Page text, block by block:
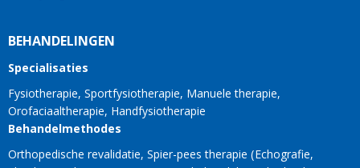
BEHANDELINGEN
Specialisaties
Fysiotherapie Sportfysiotherapie Manuele therapie
Orofaciaaltherapie Handfysiotherapie
Behandelmethodes
Orthopedische revalidatie Spier-pees therapie Echografie